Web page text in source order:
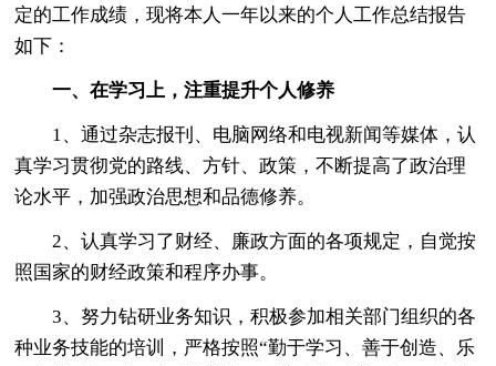
定的工作成绩，现将本人一年以来的个人工作总结报告
如下：
一、在学习上，注重提升个人修养
1、通过杂志报刊、电脑网络和电视新闻等媒体，认
真学习贯彻党的路线、方针、政策，不断提高了政治理
论水平，加强政治思想和品德修养。
2、认真学习了财经、廉政方面的各项规定，自觉按
照国家的财经政策和程序办事。
3、努力钻研业务知识，积极参加相关部门组织的各
种业务技能的培训，严格按照“勤于学习、善于创造、乐